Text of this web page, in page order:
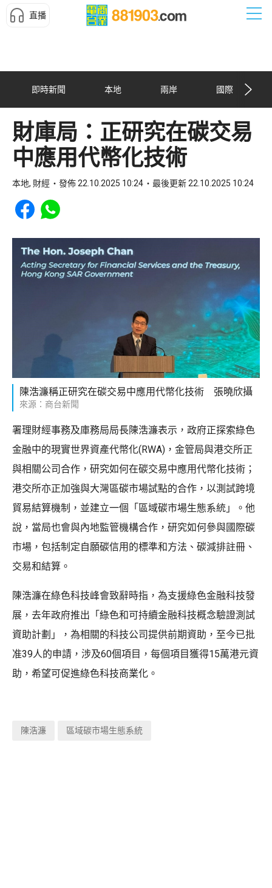
直播
即時新聞 本地 兩岸 國際
財庫局：正研究在碳交易
中應用代幣化技術
本地, 財經 發佈 22.10.2025 10:24 最後更新 22.10.2025 10:24
Share to Facebook
Share to WhatsApp
陳浩濂稱正研究在碳交易中應用代幣化技術 張曉欣攝
來源：商台新聞
署理財經事務及庫務局局長陳浩濂表示，政府正探索綠色
金融中的現實世界資產代幣化(RWA)，金管局與港交所正
與相關公司合作，研究如何在碳交易中應用代幣化技術；
港交所亦正加強與大灣區碳市場試點的合作，以測試跨境
貿易結算機制，並建立一個「區域碳市場生態系統」。他
說，當局也會與內地監管機構合作，研究如何參與國際碳
市場，包括制定自願碳信用的標準和方法、碳減排註冊、
交易和結算。
陳浩濂在綠色科技峰會致辭時指，為支援綠色金融科技發
展，去年政府推出「綠色和可持續金融科技概念驗證測試
資助計劃」，為相關的科技公司提供前期資助，至今已批
准39人的申請，涉及60個項目，每個項目獲得15萬港元資
助，希望可促進綠色科技商業化。
陳浩濂 區域碳市場生態系統